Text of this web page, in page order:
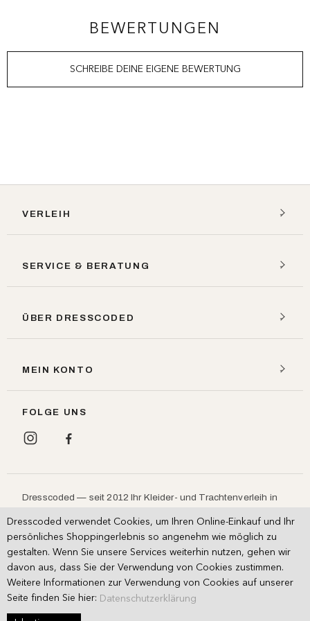
BEWERTUNGEN
SCHREIBE DEINE EIGENE BEWERTUNG
VERLEIH
SERVICE & BERATUNG
ÜBER DRESSCODED
MEIN KONTO
FOLGE UNS
Dresscoded — seit 2012 Ihr Kleider- und Trachtenverleih in
Hochzeit Oktoberfest
Persönliche Beratung im Showroom.
Dresscoded verwendet Cookies, um Ihren Online-Einkauf und Ihr
persönliches Shoppingerlebnis so angenehm wie möglich zu
gestalten. Wenn Sie unsere Services weiterhin nutzen, gehen wir
davon aus, dass Sie der Verwendung von Cookies zustimmen.
Weitere Informationen zur Verwendung von Cookies auf unserer
Seite finden Sie hier: Datenschutzerklärung
· · Impressum
Copyright © 2026 Dresscoded GmbH. Alle Rechte vorbehalten.